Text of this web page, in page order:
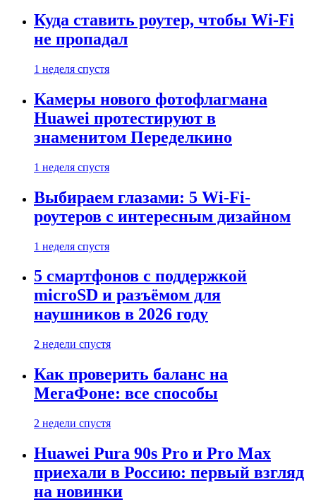
Куда ставить роутер, чтобы Wi-Fi
не пропадал
1 неделя спустя
Камеры нового фотофлагмана
Huawei протестируют в
знаменитом Переделкино
1 неделя спустя
Выбираем глазами: 5 Wi-Fi-
роутеров с интересным дизайном
1 неделя спустя
5 смартфонов с поддержкой
microSD и разъёмом для
наушников в 2026 году
2 недели спустя
Как проверить баланс на
МегаФоне: все способы
2 недели спустя
Huawei Pura 90s Pro и Pro Max
приехали в Россию: первый взгляд
на новинки